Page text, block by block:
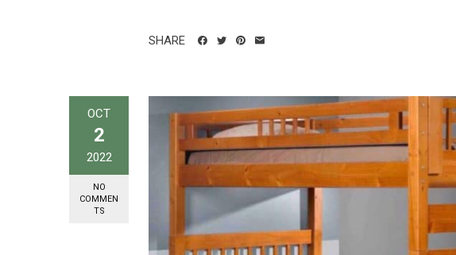
SHARE
OCT
2
2022
NO
COMMEN
TS